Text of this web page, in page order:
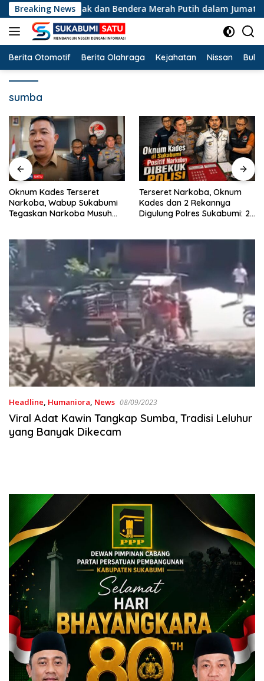
Langsung
ke
konten
Breaking News
Nasi Kotak dan Bendera Merah Putih dalam Jumat Berkah
Berita Otomotif Berita Olahraga Kejahatan Nissan
sumba
Oknum Kades Terseret
Narkoba, Wabup Sukabumi
Tegaskan Narkoba Musuh
Terseret Narkoba, Oknum
Kades dan 2 Rekannya
Digulung Polres Sukabumi: 28
Headline, Humaniora, News 08/09/2023
Viral Adat Kawin Tangkap Sumba, Tradisi Leluhur
yang Banyak Dikecam